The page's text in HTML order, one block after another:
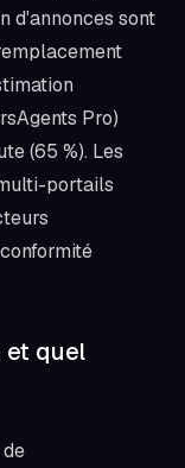
d'annonces sont
Pro)
(65 %). Les
portails
et quel